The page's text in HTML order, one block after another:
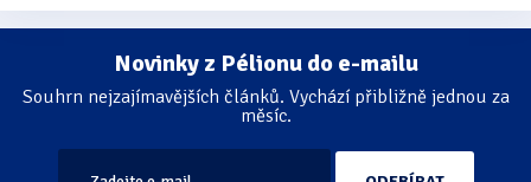
Stránkování
Novinky z Pélionu do e-mailu
Souhrn nejzajímavějších článků. Vychází přibližně jednou za
měsíc.